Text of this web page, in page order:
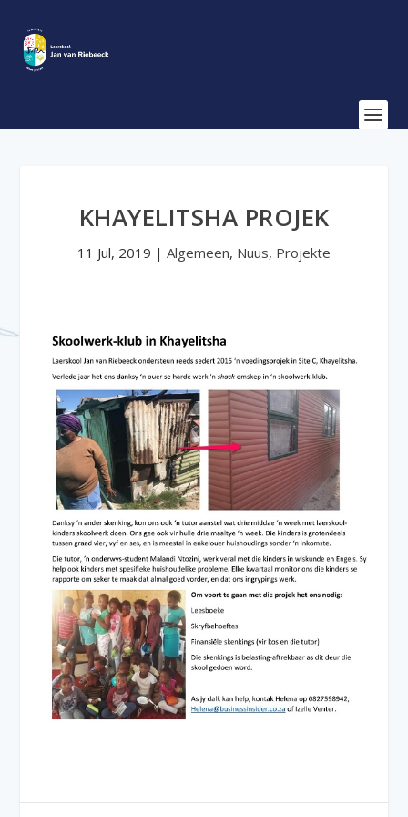
KHAYELITSHA PROJEK
11 Jul, 2019 | Algemeen, Nuus, Projekte